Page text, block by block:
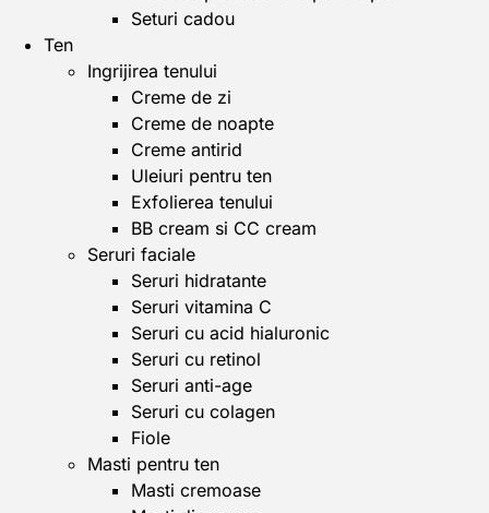
Seturi cadou
Ten
Ingrijirea tenului
Creme de zi
Creme de noapte
Creme antirid
Uleiuri pentru ten
Exfolierea tenului
BB cream si CC cream
Seruri faciale
Seruri hidratante
Seruri vitamina C
Seruri cu acid hialuronic
Seruri cu retinol
Seruri anti-age
Seruri cu colagen
Fiole
Masti pentru ten
Masti cremoase